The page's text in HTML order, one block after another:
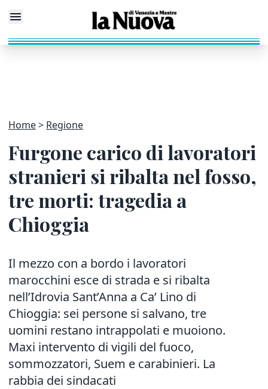
Home Regione
Furgone carico di lavoratori
stranieri si ribalta nel fosso,
tre morti: tragedia a
Chioggia
Il mezzo con a bordo i lavoratori
marocchini esce di strada e si ribalta
nell’Idrovia Sant’Anna a Ca’ Lino di
Chioggia: sei persone si salvano, tre
uomini restano intrappolati e muoiono.
Maxi intervento di vigili del fuoco,
sommozzatori, Suem e carabinieri. La
rabbia dei sindacati